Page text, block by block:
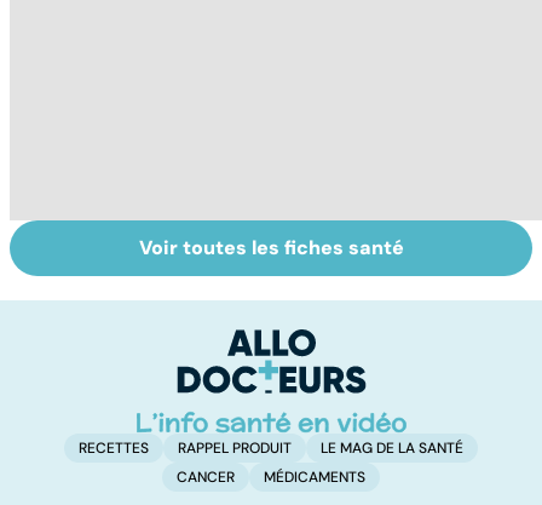
Automne-hiver,
le temps de la
Faire du sport à
domicile, c'est
Voir toutes les fiches santé
RECETTES RAPPEL PRODUIT
LE MAG DE LA SANTÉ
CANCER
MÉDICAMENTS